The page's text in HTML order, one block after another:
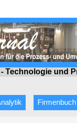
Technologie und
Firmenbuch